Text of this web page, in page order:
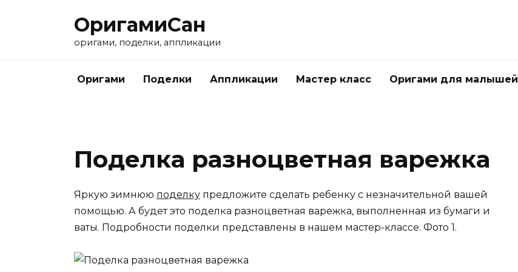
ОригамиСан
оригами, поделки, аппликации
Оригами Поделки Аппликации Мастер класс Оригами для малышей
Поделка разноцветная варежка
Яркую зимнюю поделку предложите сделать ребенку с незначительной вашей
помощью. А будет это поделка разноцветная варежка, выполненная из бумаги и
ваты. Подробности поделки представлены в нашем мастер-классе. Фото 1.